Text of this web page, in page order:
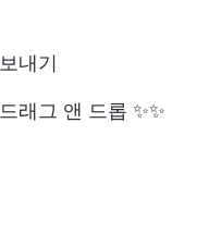
내기
래그 앤 드롭 ✨✨